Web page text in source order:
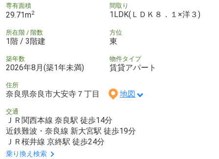
専有面積
29.71m2
間取り
1LDK(ＬＤＫ８．１×洋３)
所在階 / 階数
1階 / 3階建
方位
東
築年数
2026年8月(築1年未満)
物件タイプ
賃貸アパート
住所
奈良県奈良市大安寺７丁目 地図
交通
ＪＲ関西本線 奈良駅 徒歩14分
近鉄難波・奈良線 新大宮駅 徒歩19分
ＪＲ桜井線 京終駅 徒歩24分
乗り換え検索